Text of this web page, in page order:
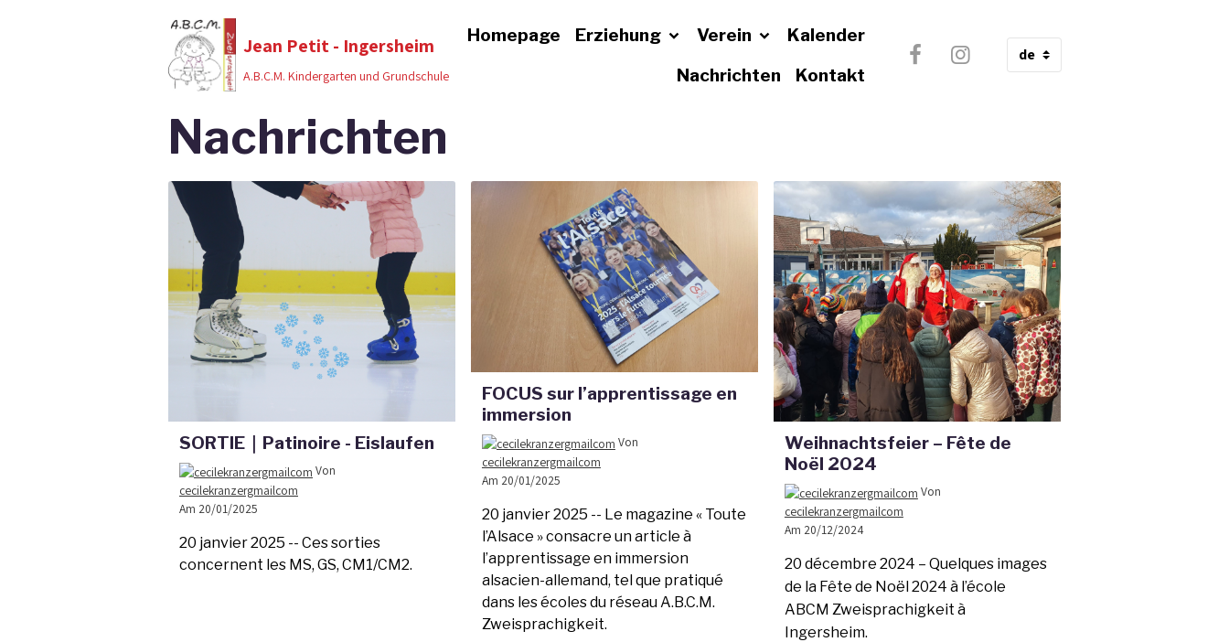
Jean Petit - Ingersheim
A.B.C.M. Kindergarten und Grundschule
Homepage Erziehung Verein
Kalender
Nachrichten
Kontakt
Nachrichten
SORTIE｜Patinoire - Eislaufen
Von
cecilekranzergmailcom
Am 20/01/2025
20 janvier 2025 -- Ces sorties
concernent les MS, GS, CM1/CM2.
FOCUS sur l’apprentissage en
immersion
Von
cecilekranzergmailcom
Am 20/01/2025
20 janvier 2025 -- Le magazine « Toute
l’Alsace » consacre un article à
l’apprentissage en immersion
alsacien-allemand, tel que pratiqué
dans les écoles du réseau A.B.C.M.
Zweisprachigkeit.
Weihnachtsfeier – Fête de
Noël 2024
Von
cecilekranzergmailcom
Am 20/12/2024
20 décembre 2024 – Quelques images
de la Fête de Noël 2024 à l’école
ABCM Zweisprachigkeit à
Ingersheim.